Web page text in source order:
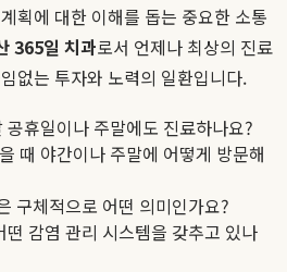
획에 대한 이해를 돕는 중요한 소통
365일 치과로서 언제나 최상의 진료
없는 투자와 노력의 일환입니다.
휴일이나 주말에도 진료하나요?
때 야간이나 주말에 어떻게 방문해
구체적으로 어떤 의미인가요?
감염 관리 시스템을 갖추고 있나